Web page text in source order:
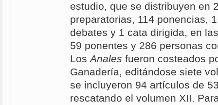
estudio, que se distribuyen en
preparatorias, 114 ponencias,
debates y 1 cata dirigida, en
59 ponentes y 286 personas
LosAnales fueron costeados
Ganadería, editándose siete
se incluyeron 94 artículos de
rescatando el volumen XII.